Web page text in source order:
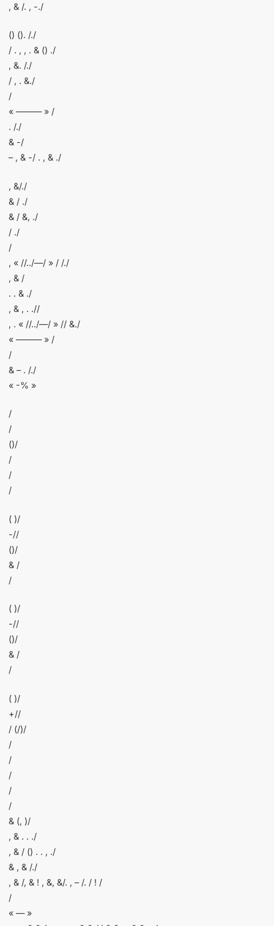
, & /. , -./
() (). /./
/ . , , . & () ./
, &. /./
/ , . &./
/
« ——— » /
. /./
& -/
– , & -/ . , & ./
, &/./
& / ./
& / &, ./
/ ./
/
, « //../—/ » / /./
, & /
. . & ./
, & , . .//
, . « //../—/ » // &./
« ——— » /
/
& – . /./
« -% »
/
/
()/
/
/
/
( )/
-//
()/
& /
/
( )/
-//
()/
& /
/
( )/
+//
/ (/)/
/
/
/
/
/
& (, )/
, & . . ./
, & / () . . , ./
& , & /./
, & /, & ! , &, &/. , – /. / ! /
/
« — »